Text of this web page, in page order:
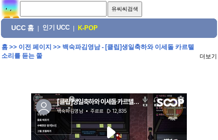
UCC 홈 인기 UCC K-POP
홈>> 이전 페이지 >> 백숙파김영남 - [클립]생일축하와 이세돌 카르텔
소리를 듣는 쭐
더보기